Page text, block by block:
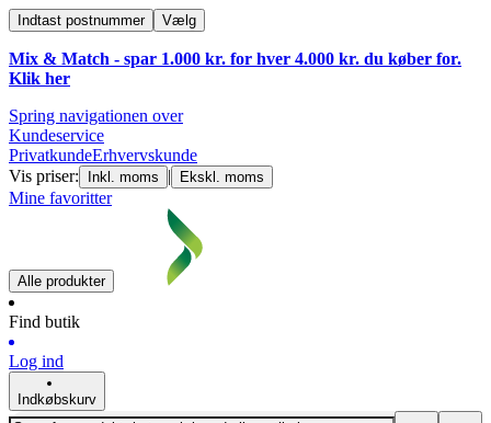
Indtast postnummer Vælg
Mix & Match - spar 1.000 kr. for hver 4.000 kr. du køber for.
Klik her
Spring navigationen over
Kundeservice
PrivatkundeErhvervskunde
Vis priser:
Inkl. moms | Ekskl. moms
Mine favoritter
Alle produkter
Find butik
Log ind
Indkøbskurv